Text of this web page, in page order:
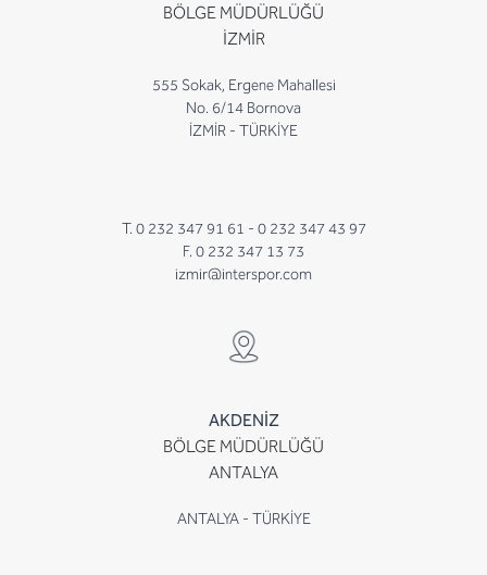
BÖLGE MÜDÜRLÜĞÜ
İZMİR
555 Sokak, Ergene Mahallesi
No. 6/14 Bornova
İZMİR - TÜRKİYE
T. 0 232 347 91 61 - 0 232 347 43 97
F. 0 232 347 13 73
izmir@interspor.com
AKDENİZ
BÖLGE MÜDÜRLÜĞÜ
ANTALYA
ANTALYA - TÜRKİYE